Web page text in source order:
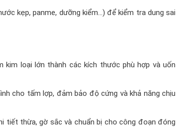
kẹp, panme, dưỡng kiểm…) để kiểm tra dung sai
loại lớn thành các kích thước phù hợp và uốn
cho tấm lợp, đảm bảo độ cứng và khả năng chịu
tiết thừa, gờ sắc và chuẩn bị cho công đoạn đóng